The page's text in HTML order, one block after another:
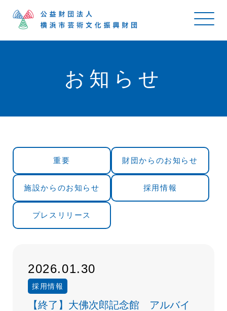
お知らせ
重要 財団からのお知らせ
施設からのお知らせ 採用情報
プレスリリース
2026.01.30
採用情報
【終了】大佛次郎記念館 アルバイ